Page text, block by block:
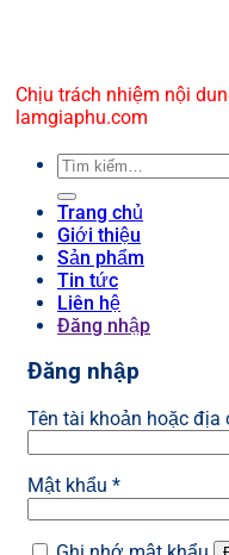
Chịu trách nhiệm nội
lamgiaphu.com
Tìm
kiếm:
Trang chủ
Giới thiệu
Sản phẩm
Tin tức
Liên hệ
Đăng nhập
Đăng nhập
Tên tài khoản hoặc địa
Mật khẩu *Bắt
buộc